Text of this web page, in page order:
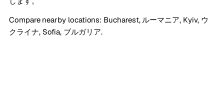
Compare nearby locations: Bucharest, ルーマニア, Kyiv, ウ
クライナ, Sofia, ブルガリア.